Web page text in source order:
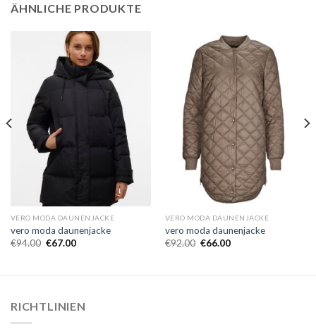
ÄHNLICHE PRODUKTE
VERO MODA DAUNENJACKE
vero moda daunenjacke
€94.00 €67.00
VERO MODA DAUNENJACKE
vero moda daunenjacke
€92.00 €66.00
RICHTLINIEN